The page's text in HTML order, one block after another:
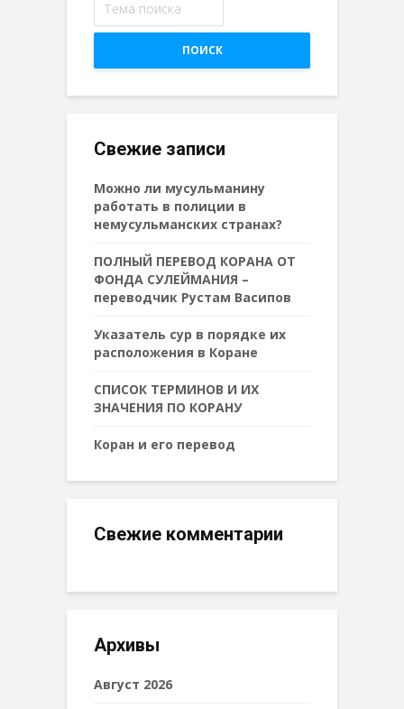
ПОИСК
Свежие записи
Можно ли мусульманину
работать в полиции в
немусульманских странах?
ПОЛНЫЙ ПЕРЕВОД КОРАНА ОТ
ФОНДА СУЛЕЙМАНИЯ –
переводчик Рустам Васипов
Указатель сур в порядке их
расположения в Коране
СПИСОК ТЕРМИНОВ И ИХ
ЗНАЧЕНИЯ ПО КОРАНУ
Коран и его перевод
Свежие комментарии
Архивы
Август 2026